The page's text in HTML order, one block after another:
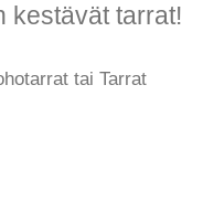
kestävät tarrat!
tai Tarrat